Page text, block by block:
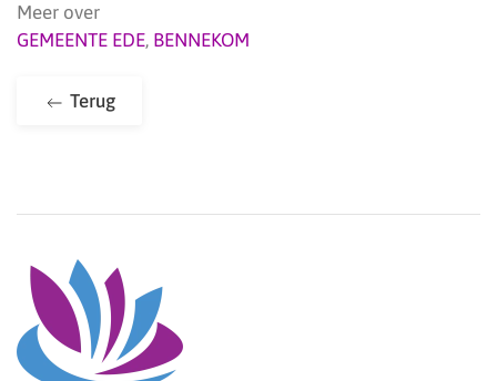
Meer over
GEMEENTE EDE, BENNEKOM
Terug